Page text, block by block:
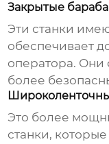
Закрытые
Эти станки
обеспечивает
оператора. Они
более
Это более
станки,